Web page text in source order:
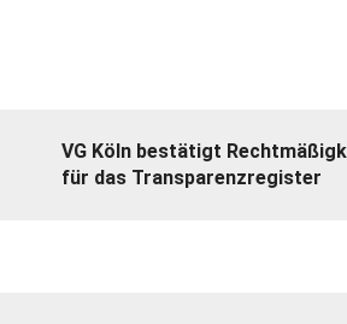
VG Köln bestätigt
für das Transparenzregister